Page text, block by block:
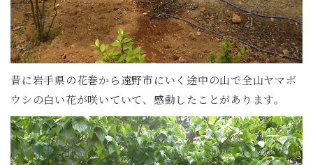
昔に岩手県の花巻から遠野市にいく途中の山で全山ヤマボ
ウシの白い花が咲いていて、感動したことがあります。